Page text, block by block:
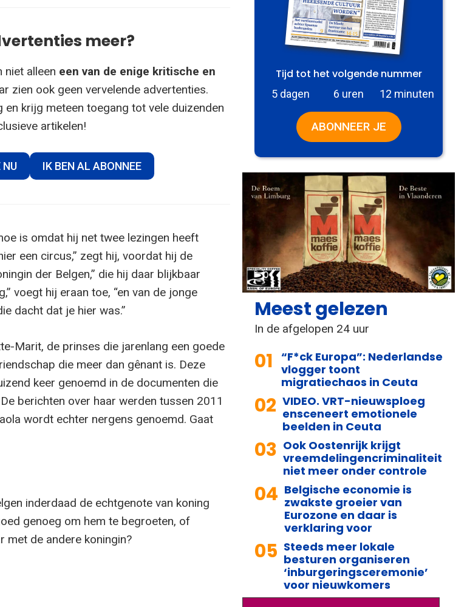
meer?
niet alleen een van de enige kritische en
zien ook geen vervelende advertenties.
en krijg meteen toegang tot vele duizenden
artikelen!
NU IK BEN AL ABONNEE
is omdat hij net twee lezingen heeft
een circus,” zegt hij, voordat hij de
der Belgen,” die hij daar blijkbaar
voegt hij eraan toe, “en van de jonge
dacht dat je hier was.”
Marit, de prinses die jarenlang een goede
die meer dan gênant is. Deze
keer genoemd in de documenten die
berichten over haar werden tussen 2011
wordt echter nergens genoemd. Gaat
inderdaad de echtgenote van koning
genoeg om hem te begroeten, of
met de andere koningin?
Tijd tot het volgende nummer
5 dagen 6 uren 12 minuten
ABONNEER JE
Meest gelezen
In de afgelopen 24 uur
01 “F*ck Europa”: Nederlandse
vlogger toont
migratiechaos in Ceuta
02 VIDEO. VRT-nieuwsploeg
ensceneert emotionele
beelden in Ceuta
03 Ook Oostenrijk krijgt
vreemdelingencriminaliteit
niet meer onder controle
04 Belgische economie is
zwakste groeier van
Eurozone en daar is
verklaring voor
05 Steeds meer lokale
besturen organiseren
‘inburgeringsceremonie’
voor nieuwkomers